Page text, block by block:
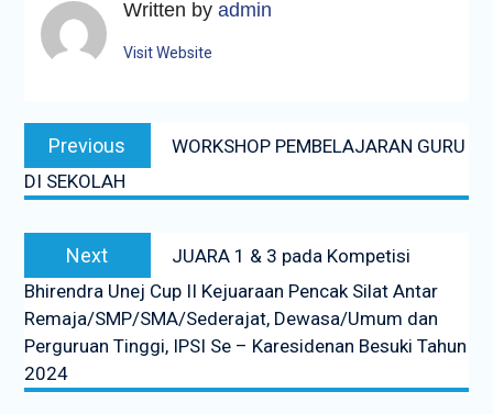
Written by admin
Visit Website
Navigasi
posPrevious
post:
WORKSHOP PEMBELAJARAN GURU
DI SEKOLAH
Next
post:
JUARA 1 & 3 pada Kompetisi
Bhirendra Unej Cup II Kejuaraan Pencak Silat Antar
Remaja/SMP/SMA/Sederajat, Dewasa/Umum dan
Perguruan Tinggi, IPSI Se – Karesidenan Besuki Tahun
2024